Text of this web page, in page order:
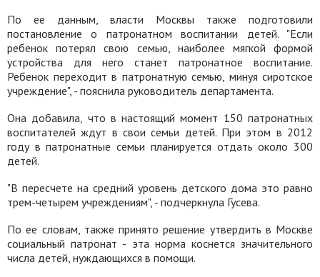
По ее данным, власти Москвы также подготовили
постановление о патронатном воспитании детей. "Если
ребенок потерял свою семью, наиболее мягкой формой
устройства для него станет патронатное воспитание.
Ребенок переходит в патронатную семью, минуя сиротское
учреждение", - пояснила руководитель департамента.
Она добавила, что в настоящий момент 150 патронатных
воспитателей ждут в свои семьи детей. При этом в 2012
году в патронатные семьи планируется отдать около 300
детей.
"В пересчете на средний уровень детского дома это равно
трем-четырем учреждениям", - подчеркнула Гусева.
По ее словам, также принято решение утвердить в Москве
социальный патронат - эта норма коснется значительного
числа детей, нуждающихся в помощи.